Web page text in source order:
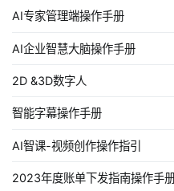
AI专家管理端操作手册
AI企业智慧大脑操作手册
2D &3D数字人
智能字幕操作手册
AI智课-视频创作操作指引
2023年度账单下发指南操作手